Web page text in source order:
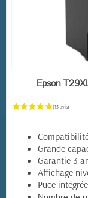
Epson
Grande
Garantie 3
Affichage
Puce intégrée